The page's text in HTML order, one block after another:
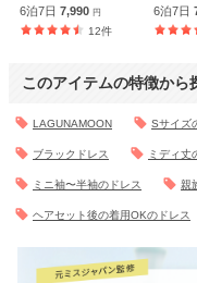
6泊7日 7,990 円
12件
6泊7日
このアイテムの特徴から
LAGUNAMOON Sサイズ
ブラックドレス ミディ丈
ミニ袖〜半袖のドレス 親
ヘアセット後の着用OKのドレス